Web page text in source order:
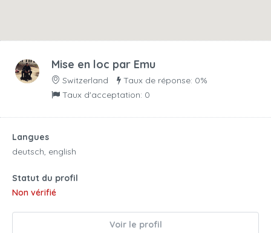
Mise en loc par Emu
Switzerland
Taux de réponse: 0%
Taux d'acceptation: 0
Langues
deutsch, english
Statut du profil
Non vérifié
Voir le profil